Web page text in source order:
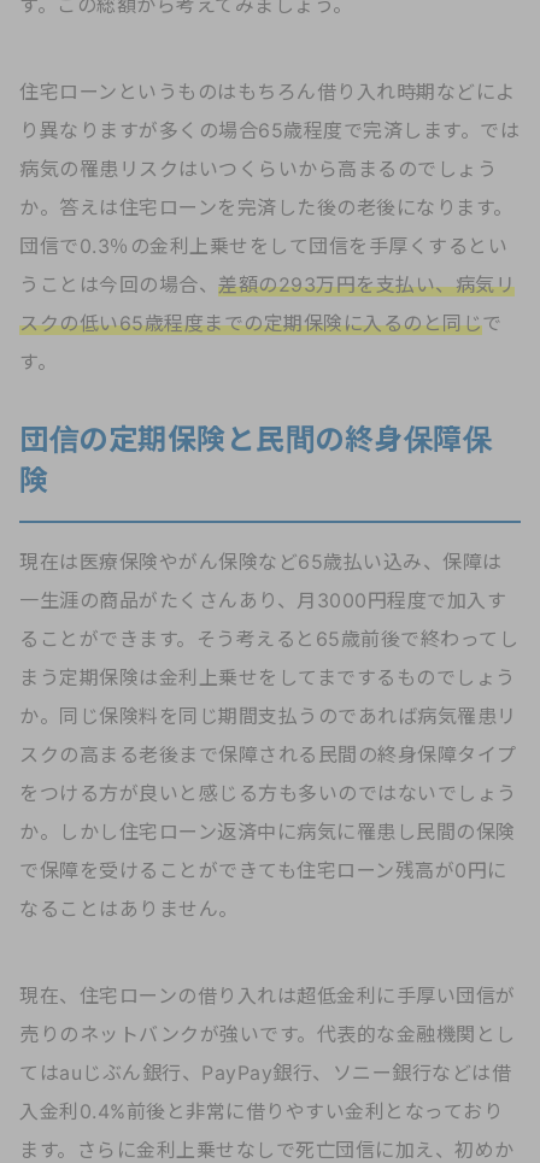
す。この総額から考えてみましょう。
住宅ローンというものはもちろん借り入れ時期などによ
り異なりますが多くの場合65歳程度で完済します。では
病気の罹患リスクはいつくらいから高まるのでしょう
か。答えは住宅ローンを完済した後の老後になります。
団信で0.3％の金利上乗せをして団信を手厚くするとい
うことは今回の場合、 差額の293万円を支払い、病気リ
スクの低い65歳程度までの定期保険に入るのと同じで
す。
団信の定期保険と民間の終身保障保
険
現在は医療保険やがん保険など65歳払い込み、保障は
一生涯の商品がたくさんあり、月3000円程度で加入す
ることができます。そう考えると65歳前後で終わってし
まう定期保険は金利上乗せをしてまでするものでしょう
か。同じ保険料を同じ期間支払うのであれば病気罹患リ
スクの高まる老後まで保障される民間の終身保障タイプ
をつける方が良いと感じる方も多いのではないでしょう
か。しかし住宅ローン返済中に病気に罹患し民間の保険
で保障を受けることができても住宅ローン残高が0円に
なることはありません。
現在、住宅ローンの借り入れは超低金利に手厚い団信が
売りのネットバンクが強いです。代表的な金融機関とし
てはauじぶん銀行、PayPay銀行、ソニー銀行などは借
入金利0.4%前後と非常に借りやすい金利となっており
ます。さらに金利上乗せなしで死亡団信に加え、初めか